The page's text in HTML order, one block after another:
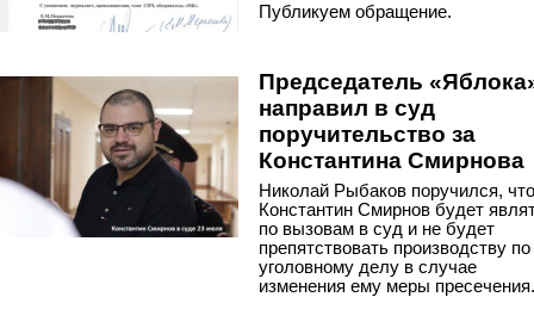
Публикуем обращение.
Председатель
направил в суд
поручительство за
Константина Смирнова
Николай Рыбаков поручился, что
Константин Смирнов будет
по вызовам в суд и не будет
препятствовать производству по
уголовному делу в случае
изменения ему меры пресечения.